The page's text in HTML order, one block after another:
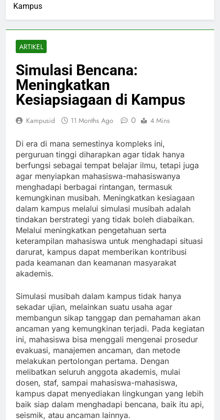
Kampus
ARTIKEL
Simulasi Bencana:
Meningkatkan
Kesiapsiagaan di Kampus
Kampusid 11 Months Ago 0 4 Mins
Di era di mana semestinya kompleks ini,
perguruan tinggi diharapkan agar tidak hanya
berfungsi sebagai tempat belajar ilmu, tetapi juga
agar menyiapkan mahasiswa-mahasiswanya
menghadapi berbagai rintangan, termasuk
kemungkinan musibah. Meningkatkan kesiagaan
dalam kampus melalui simulasi musibah adalah
tindakan berstrategi yang tidak boleh diabaikan.
Melalui meningkatkan pengetahuan serta
keterampilan mahasiswa untuk menghadapi situasi
darurat, kampus dapat memberikan kontribusi
pada keamanan dan keamanan masyarakat
akademis.
Simulasi musibah dalam kampus tidak hanya
sekadar ujian, melainkan suatu usaha agar
membangun sikap tanggap dan pemahaman akan
ancaman yang kemungkinan terjadi. Pada kegiatan
ini, mahasiswa bisa menggali mengenai prosedur
evakuasi, manajemen ancaman, dan metode
melakukan pertolongan pertama. Dengan
melibatkan seluruh anggota akademis, mulai
dosen, staf, sampai mahasiswa-mahasiswa,
kampus dapat menyediakan lingkungan yang lebih
baik siap dalam menghadapi bencana, baik itu api,
seismik, atau ancaman lainnya.